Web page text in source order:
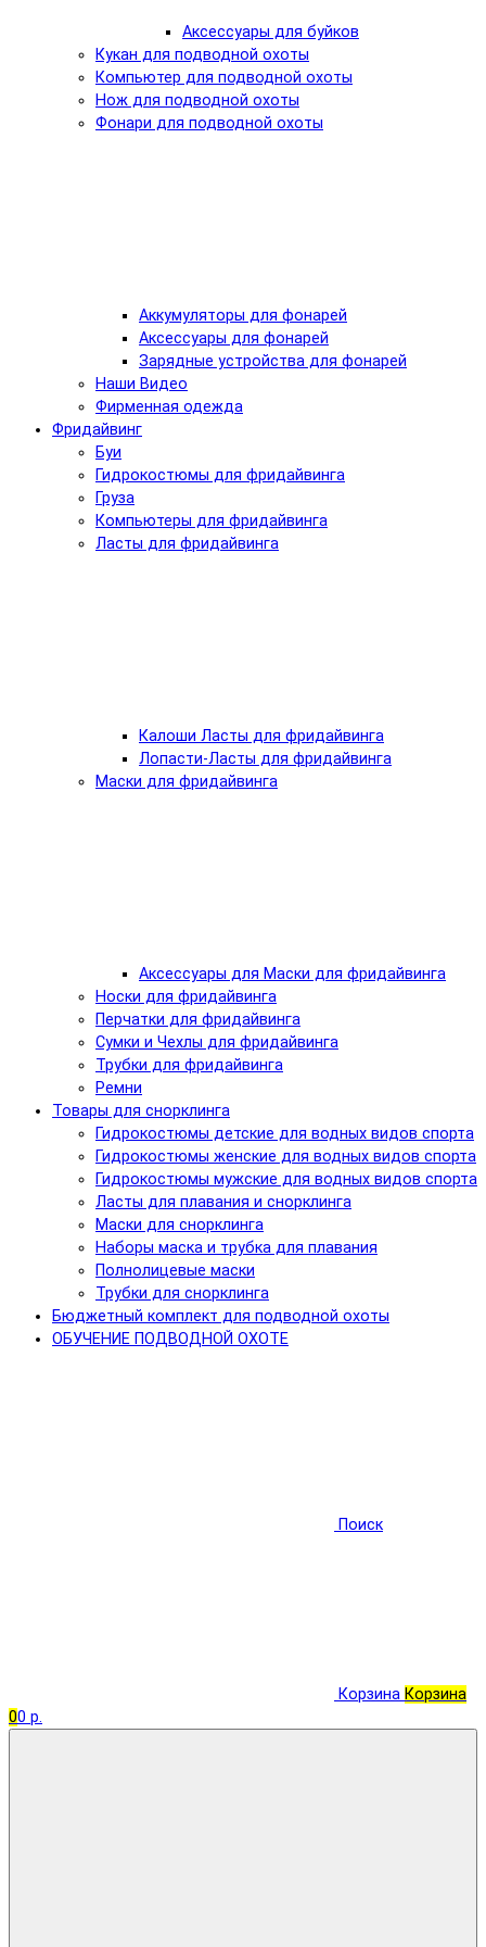
Аксессуары для буйков
Кукан для подводной охоты
Компьютер для подводной охоты
Нож для подводной охоты
Фонари для подводной охоты
Аккумуляторы для фонарей
Аксессуары для фонарей
Зарядные устройства для фонарей
Наши Видео
Фирменная одежда
Фридайвинг
Буи
Гидрокостюмы для фридайвинга
Груза
Компьютеры для фридайвинга
Ласты для фридайвинга
Калоши Ласты для фридайвинга
Лопасти-Ласты для фридайвинга
Маски для фридайвинга
Аксессуары для Маски для фридайвинга
Носки для фридайвинга
Перчатки для фридайвинга
Сумки и Чехлы для фридайвинга
Трубки для фридайвинга
Ремни
Товары для снорклинга
Гидрокостюмы детские для водных видов спорта
Гидрокостюмы женские для водных видов спорта
Гидрокостюмы мужские для водных видов спорта
Ласты для плавания и снорклинга
Маски для снорклинга
Наборы маска и трубка для плавания
Полнолицевые маски
Трубки для снорклинга
Бюджетный комплект для подводной охоты
ОБУЧЕНИЕ ПОДВОДНОЙ ОХОТЕ
Поиск
Корзина Корзина
00 р.